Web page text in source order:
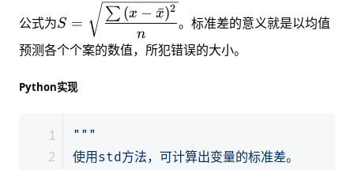
公式为
S=\sqrt{\dfrac{\sum{(x-
\bar{x})^2}}{n}}
S =
n
∑ (x − x
ˉ)2
。标准差的意义就是以均值
预测各个个案的数值，所犯错误的大小。
Python实现